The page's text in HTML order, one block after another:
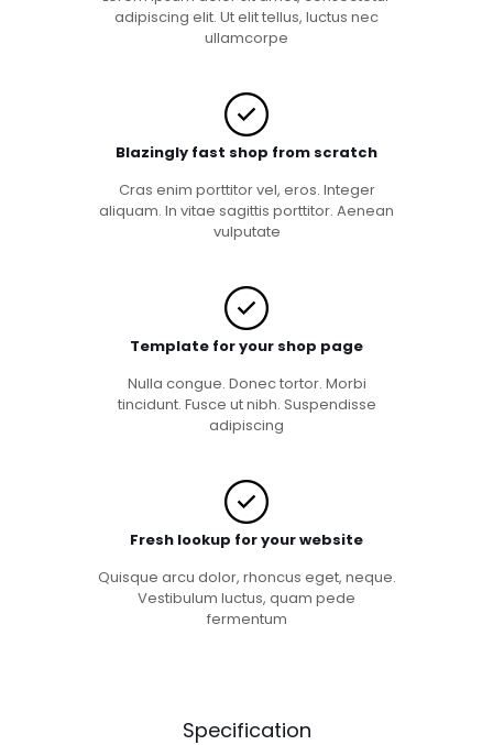
adipiscing elit. Ut elit tellus, luctus nec
ullamcorpe
Blazingly fast shop from scratch
Cras enim porttitor vel, eros. Integer
aliquam. In vitae sagittis porttitor. Aenean
vulputate
Template for your shop page
Nulla congue. Donec tortor. Morbi
tincidunt. Fusce ut nibh. Suspendisse
adipiscing
Fresh lookup for your website
Quisque arcu dolor, rhoncus eget, neque.
Vestibulum luctus, quam pede
fermentum
Specification